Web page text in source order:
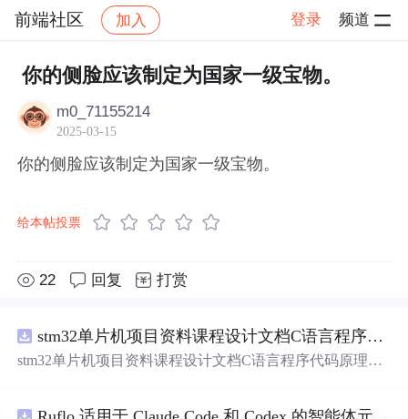
前端社区 加入 登录 频道
社区 前端社区 感慨 帖子详情
你的侧脸应该制定为国家一级宝物。
m0_71155214
2025-03-15
你的侧脸应该制定为国家一级宝物。
给本帖投票
22 回复 打赏
stm32单片机项目资料课程设计文档C语言程序代码原理图电路PCB实例用单片机制作多路输入电压表
stm32单片机项目资料课程设计文档C语言程序代码原理图